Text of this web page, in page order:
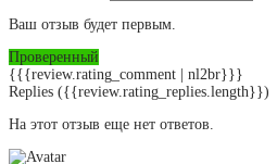
Ваш отзыв будет первым.
Проверенный
{{{review.rating_comment | nl2br}}}
Replies ({{review.rating_replies.length}})
На этот отзыв еще нет ответов.